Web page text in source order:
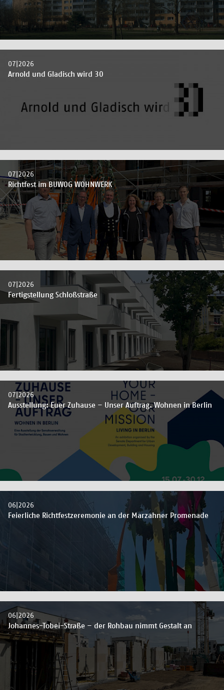
07|2026
Arnold und Gladisch wird 30
07|2026
Richtfest im BUWOG WOHNWERK
07|2026
Fertigstellung Schloßstraße
07|2026
Ausstellung: Euer Zuhause – Unser Auftrag. Wohnen in Berlin
06|2026
Feierliche Richtfestzeremonie an der Marzahner Promenade
06|2026
Johannes-Tobei-Straße – der Rohbau nimmt Gestalt an